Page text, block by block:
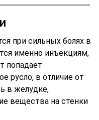
при сильных болях в
именно инъекциям,
попадает
русло, в отличие от
в желудке,
вещества на стенки